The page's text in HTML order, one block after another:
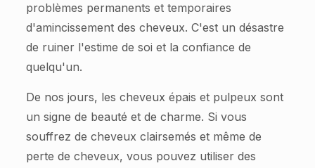
problèmes permanents et temporaires
d'amincissement des cheveux. C'est un désastre
de ruiner l'estime de soi et la confiance de
quelqu'un.
De nos jours, les cheveux épais et pulpeux sont
un signe de beauté et de charme. Si vous
souffrez de cheveux clairsemés et même de
perte de cheveux, vous pouvez utiliser des